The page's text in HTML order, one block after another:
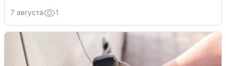
7 августа 1